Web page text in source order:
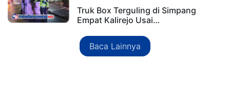
Truk Box Terguling di Simpang
Empat Kalirejo Usai…
Baca Lainnya